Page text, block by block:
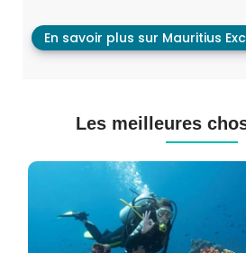
En savoir plus sur Mauritius
Les meilleures
de